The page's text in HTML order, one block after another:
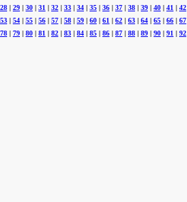
28 | 29 | 30 | 31 | 32 | 33 | 34 | 35 | 36 | 37 | 38 | 39 | 40 | 41 | 42
53 | 54 | 55 | 56 | 57 | 58 | 59 | 60 | 61 | 62 | 63 | 64 | 65 | 66 | 67
78 | 79 | 80 | 81 | 82 | 83 | 84 | 85 | 86 | 87 | 88 | 89 | 90 | 91 | 92